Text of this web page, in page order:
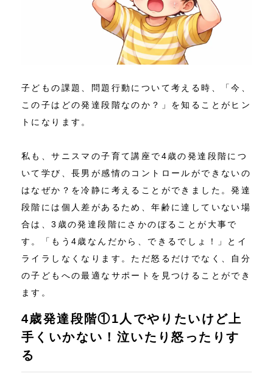
子どもの課題、問題行動について考える時、「今、
この子はどの発達段階なのか？」を知ることがヒン
トになります。
私も、サニスマの子育て講座で4歳の発達段階につ
いて学び、長男が感情のコントロールができないの
はなぜか？を冷静に考えることができました。発達
段階には個人差があるため、年齢に達していない場
合は、3歳の発達段階にさかのぼることが大事で
す。「もう4歳なんだから、できるでしょ！」とイ
ライラしなくなります。ただ怒るだけでなく、自分
の子どもへの最適なサポートを見つけることができ
ます。
4歳発達段階①1人でやりたいけど上
手くいかない！泣いたり怒ったりす
る